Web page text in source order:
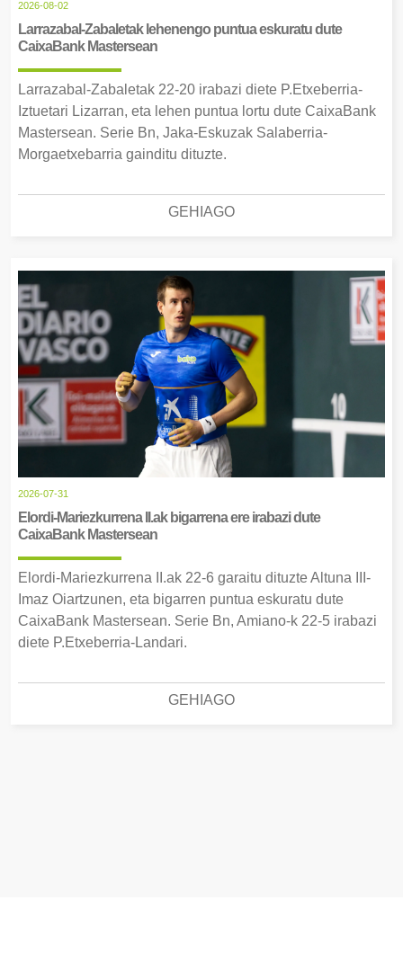
2026-08-02
Larrazabal-Zabaletak lehenengo puntua eskuratu dute
CaixaBank Mastersean
Larrazabal-Zabaletak 22-20 irabazi diete P.Etxeberria-
Iztuetari Lizarran, eta lehen puntua lortu dute CaixaBank
Mastersean. Serie Bn, Jaka-Eskuzak Salaberria-
Morgaetxebarria gainditu dituzte.
GEHIAGO
2026-07-31
Elordi-Mariezkurrena II.ak bigarrena ere irabazi dute
CaixaBank Mastersean
Elordi-Mariezkurrena II.ak 22-6 garaitu dituzte Altuna III-
Imaz Oiartzunen, eta bigarren puntua eskuratu dute
CaixaBank Mastersean. Serie Bn, Amiano-k 22-5 irabazi
diete P.Etxeberria-Landari.
GEHIAGO